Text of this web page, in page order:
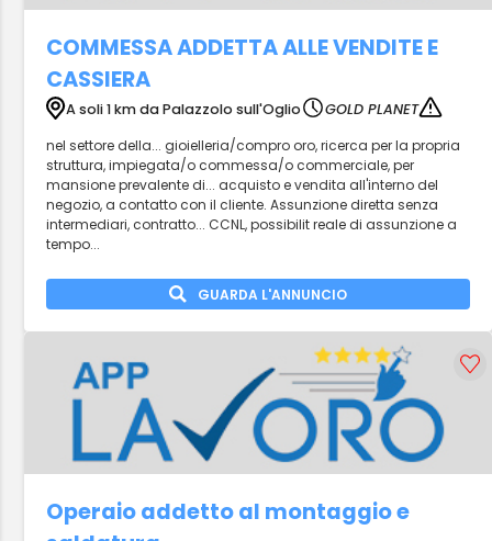
COMMESSA ADDETTA ALLE VENDITE E
CASSIERA
A soli 1 km da Palazzolo sull'Oglio
GOLD PLANET
nel settore della... gioielleria/compro oro, ricerca per la propria
struttura, impiegata/o commessa/o commerciale, per
mansione prevalente di... acquisto e vendita all'interno del
negozio, a contatto con il cliente. Assunzione diretta senza
intermediari, contratto... CCNL, possibilit reale di assunzione a
tempo...
GUARDA L'ANNUNCIO
Operaio addetto al montaggio e